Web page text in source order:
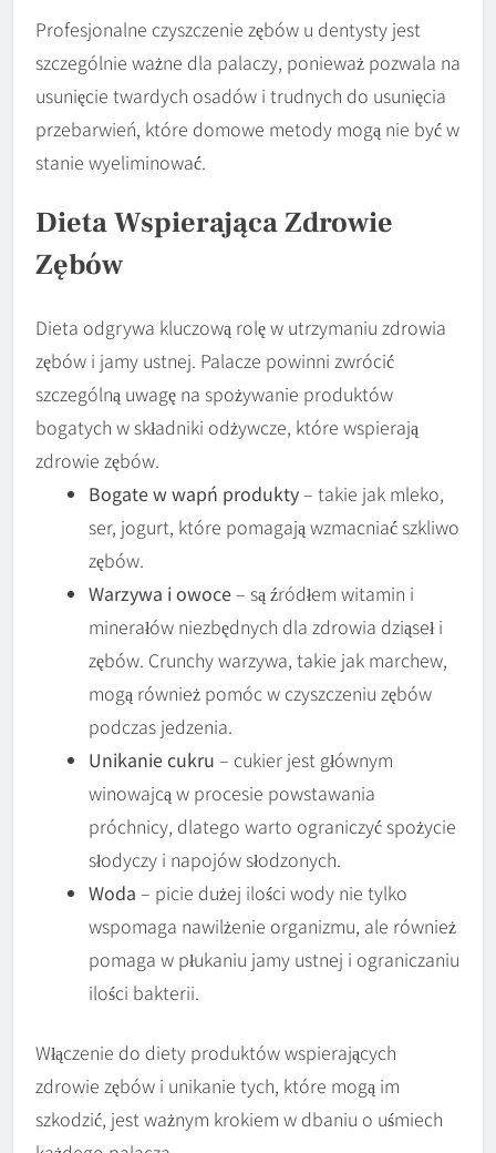
Profesjonalne czyszczenie zębów u dentysty jest
szczególnie ważne dla palaczy, ponieważ pozwala na
usunięcie twardych osadów i trudnych do usunięcia
przebarwień, które domowe metody mogą nie być w
stanie wyeliminować.
Dieta Wspierająca Zdrowie
Zębów
Dieta odgrywa kluczową rolę w utrzymaniu zdrowia
zębów i jamy ustnej. Palacze powinni zwrócić
szczególną uwagę na spożywanie produktów
bogatych w składniki odżywcze, które wspierają
zdrowie zębów.
Bogate w wapń produkty– takie jak mleko,
ser, jogurt, które pomagają wzmacniać szkliwo
zębów.
Warzywa i owoce– są źródłem witamin i
minerałów niezbędnych dla zdrowia dziąseł i
zębów. Crunchy warzywa, takie jak marchew,
mogą również pomóc w czyszczeniu zębów
podczas jedzenia.
Unikanie cukru – cukier jest głównym
winowajcą w procesie powstawania
próchnicy, dlatego warto ograniczyć spożycie
słodyczy i napojów słodzonych.
Woda – picie dużej ilości wody nie tylko
wspomaga nawilżenie organizmu, ale również
pomaga w płukaniu jamy ustnej i ograniczaniu
ilości bakterii.
Włączenie do diety produktów wspierających
zdrowie zębów i unikanie tych, które mogą im
szkodzić, jest ważnym krokiem w dbaniu o uśmiech